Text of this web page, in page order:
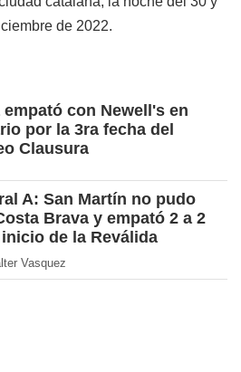
de 2022.
empató con Newell's en
por la 3ra fecha del
Clausura
A: San Martín no pudo
Brava y empató 2 a 2
de la Reválida
Vasquez